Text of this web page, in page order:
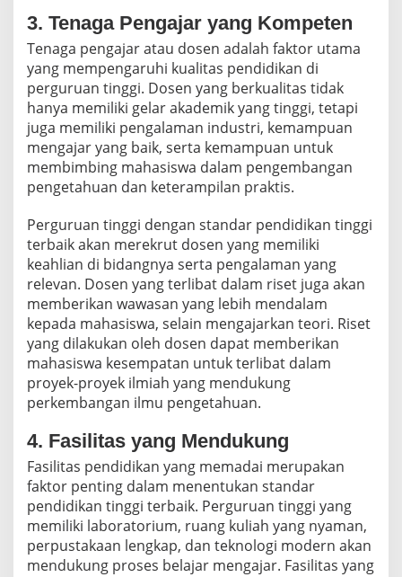
3. Tenaga Pengajar yang Kompeten
Tenaga pengajar atau dosen adalah faktor utama
yang mempengaruhi kualitas pendidikan di
perguruan tinggi. Dosen yang berkualitas tidak
hanya memiliki gelar akademik yang tinggi, tetapi
juga memiliki pengalaman industri, kemampuan
mengajar yang baik, serta kemampuan untuk
membimbing mahasiswa dalam pengembangan
pengetahuan dan keterampilan praktis.
Perguruan tinggi dengan standar pendidikan tinggi
terbaik akan merekrut dosen yang memiliki
keahlian di bidangnya serta pengalaman yang
relevan. Dosen yang terlibat dalam riset juga akan
memberikan wawasan yang lebih mendalam
kepada mahasiswa, selain mengajarkan teori. Riset
yang dilakukan oleh dosen dapat memberikan
mahasiswa kesempatan untuk terlibat dalam
proyek-proyek ilmiah yang mendukung
perkembangan ilmu pengetahuan.
4. Fasilitas yang Mendukung
Fasilitas pendidikan yang memadai merupakan
faktor penting dalam menentukan standar
pendidikan tinggi terbaik. Perguruan tinggi yang
memiliki laboratorium, ruang kuliah yang nyaman,
perpustakaan lengkap, dan teknologi modern akan
mendukung proses belajar mengajar. Fasilitas yang